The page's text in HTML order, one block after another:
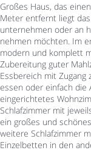
Großes Haus, das
Meter entfernt liegt
unternehmen oder an
nehmen möchten. Im
modern und komplett
Zubereitung guter
Essbereich mit Zugang
essen oder einfach die
eingerichtetes
Schlafzimmer mit
ein großes und
weitere Schlafzimmer
Einzelbetten in den